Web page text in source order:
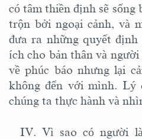
có tâm thiền định sẽ
trộn bởi ngoại cảnh, và
đưa ra những quyết định
ích cho bản thân và
về phúc báo nhưng lại
không đến với mình. Lý
chúng ta thực hành và
IV. Vì sao có người